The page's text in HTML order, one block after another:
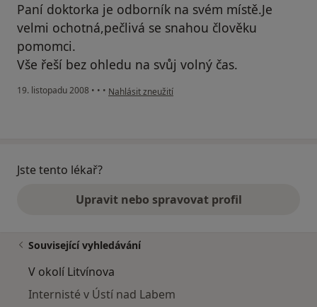
Paní doktorka je odborník na svém místě.Je
velmi ochotná,pečlivá se snahou člověku
pomomci.
Vše řeší bez ohledu na svůj volný čas.
19. listopadu 2008 • • • podle názoru uživatele spokojená pacientka
Nahlásit zneužití
Jste tento lékař?
Upravit nebo spravovat profil
Související vyhledávání
V okolí Litvínova
Internisté v Ústí nad Labem